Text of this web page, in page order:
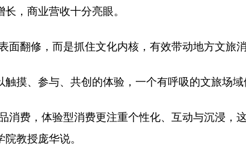
，商业营收十分亮眼。
翻修，而是抓住文化内核，有效带动地方文旅消
、参与、共创的体验，一个有呼吸的文旅场域
费，体验型消费更注重个性化、互动与沉浸，
教授庞华说。